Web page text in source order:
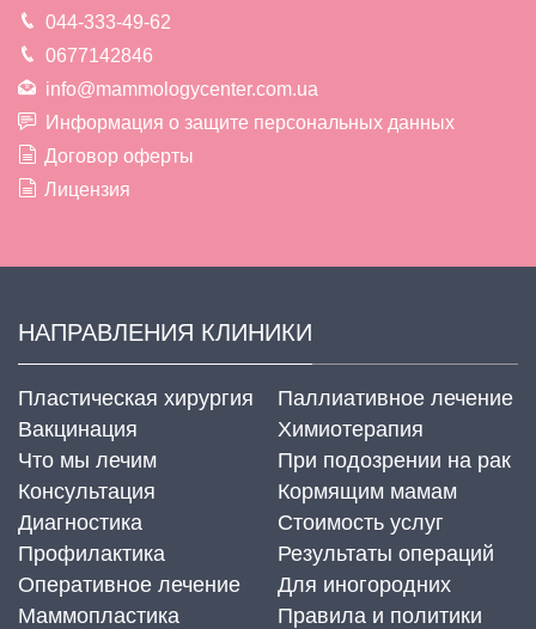
044-333-49-62
0677142846
info@mammologycenter.com.ua
Информация о защите персональных данных
Договор оферты
Лицензия
НАПРАВЛЕНИЯ КЛИНИКИ
Пластическая хирургия
Вакцинация
Что мы лечим
Консультация
Диагностика
Профилактика
Оперативное лечение
Маммопластика
Паллиативное лечение
Химиотерапия
При подозрении на рак
Кормящим мамам
Стоимость услуг
Результаты операций
Для иногородних
Правила и политики